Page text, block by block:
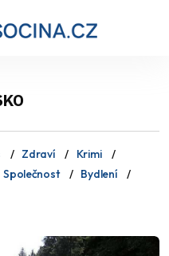
Zdraví
Krimi
Společnost
Bydlení